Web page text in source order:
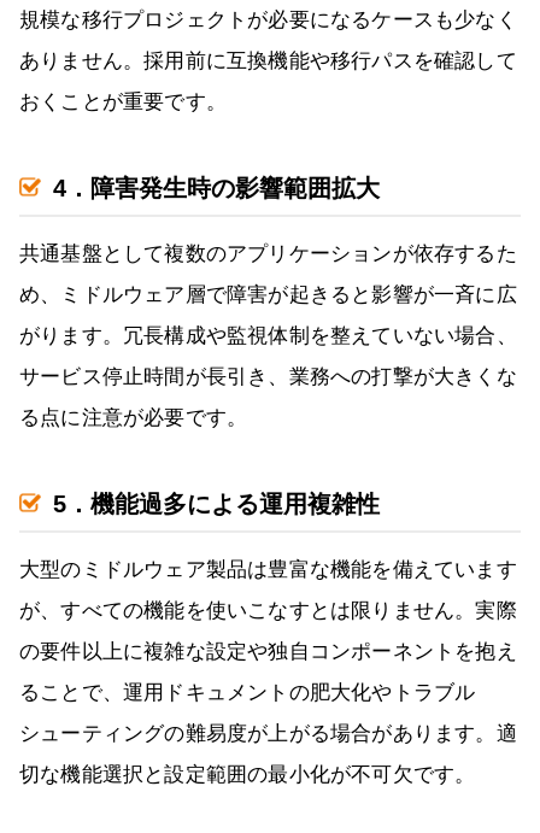
規模な移行プロジェクトが必要になるケースも少なく
ありません。採用前に互換機能や移行パスを確認して
おくことが重要です。
4．障害発生時の影響範囲拡大
共通基盤として複数のアプリケーションが依存するた
め、ミドルウェア層で障害が起きると影響が一斉に広
がります。冗長構成や監視体制を整えていない場合、
サービス停止時間が長引き、業務への打撃が大きくな
る点に注意が必要です。
5．機能過多による運用複雑性
大型のミドルウェア製品は豊富な機能を備えています
が、すべての機能を使いこなすとは限りません。実際
の要件以上に複雑な設定や独自コンポーネントを抱え
ることで、運用ドキュメントの肥大化やトラブル
シューティングの難易度が上がる場合があります。適
切な機能選択と設定範囲の最小化が不可欠です。